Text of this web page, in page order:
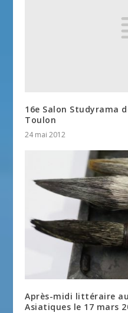
16e Salon Studyrama
Toulon
24 mai 2012
Après-midi littéraire
Asiatiques le 17 mars